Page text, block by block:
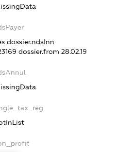
dossier.ndsInn
dossier.from 28.02.19